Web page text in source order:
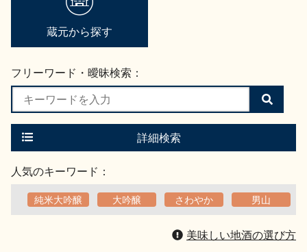
蔵元から探す
フリーワード・曖昧検索：
検
索
す
詳細検索
人気のキーワード：
純米大吟醸 大吟醸 さわやか 男山
美味しい地酒の選び方